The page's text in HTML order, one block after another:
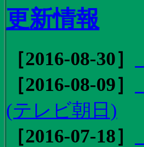
更新情報
［2016-08-30］
［2016-08-09］
(テレビ朝日)
［2016-07-18］